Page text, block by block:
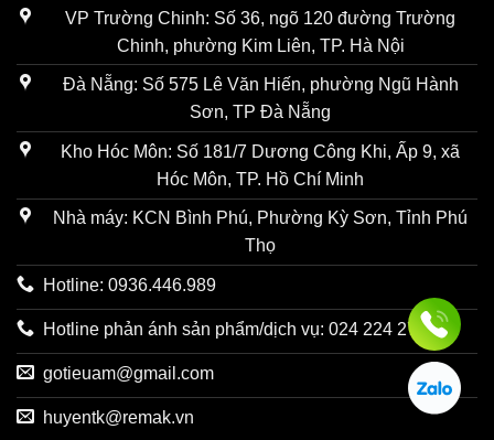
VP Trường Chinh: Số 36, ngõ 120 đường Trường
Chinh, phường Kim Liên, TP. Hà Nội
Đà Nẵng: Số 575 Lê Văn Hiến, phường Ngũ Hành
Sơn, TP Đà Nẵng
Kho Hóc Môn: Số 181/7 Dương Công Khi, Ấp 9, xã
Hóc Môn, TP. Hồ Chí Minh
Nhà máy: KCN Bình Phú, Phường Kỳ Sơn, Tỉnh Phú
Thọ
Hotline: 0936.446.989
Hotline phản ánh sản phẩm/dịch vụ: 024 224 27731
gotieuam@gmail.com
huyentk@remak.vn